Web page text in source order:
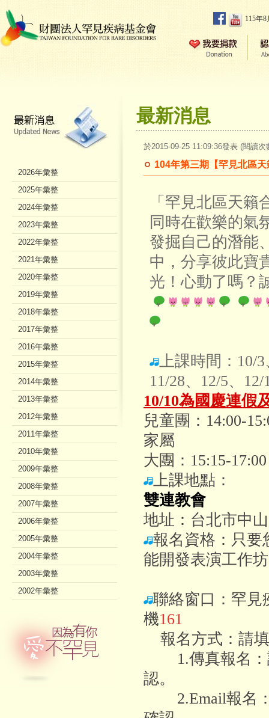
115年
最新消息
於2015-09-25 11:09:36發表 (閱讀次
104年第三期【罕見北區
「罕見北區天
同時在歡樂的氣
發掘自己的潛能
中，分享彼此寶
光！心動了嗎？
上課時間：10/3
11/28、12/5、
10/10為國慶連假
兒童團：14:00-
家屬
大團：15:15-
上課地點：
雙連教會
地址：台北市中
報名資格：只要
能開發表演工作
聯絡窗口：罕見
機161
報名方式：請
1.傳真報名：請
認。
2.Email報名
2026年彙整
2025年彙整
2024年彙整
2023年彙整
2022年彙整
2021年彙整
2020年彙整
2019年彙整
2018年彙整
2017年彙整
2016年彙整
2015年彙整
2014年彙整
2013年彙整
2012年彙整
2011年彙整
2010年彙整
2009年彙整
2008年彙整
2007年彙整
2006年彙整
2005年彙整
2004年彙整
2003年彙整
2002年彙整